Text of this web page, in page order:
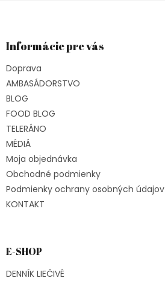
äInformácie pre vás
Doprava
AMBASÁDORSTVO
BLOG
FOOD BLOG
TELERÁNO
MÉDIÁ
Moja objednávka
Obchodné podmienky
Podmienky ochrany osobných údajov
KONTAKT
E-SHOP
DENNÍK LIEČIVÉ